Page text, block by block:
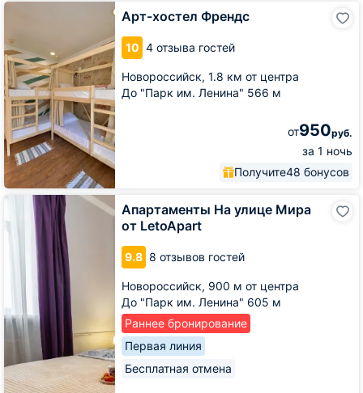
Арт-хостел Френдс
10 4 отзыва гостей
Новороссийск, 1.8 км от центра
До "Парк им. Ленина" 566 м
от950руб.
за 1 ночь
Получите48 бонусов
Арт-
Френдс
Апартаменты На улице Мира
от LetoApart
9.8 8 отзывов гостей
Новороссийск, 900 м от центра
До "Парк им. Ленина" 605 м
Раннее бронирование
Первая линия
Бесплатная отмена
Апартаменты
улице
LetoApart